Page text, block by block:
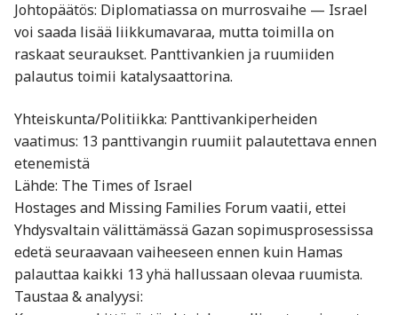
Johtopäätös: Diplomatiassa on murrosvaihe — Israel
voi saada lisää liikkumavaraa, mutta toimilla on
raskaat seuraukset. Panttivankien ja ruumiiden
palautus toimii katalysaattorina.
Yhteiskunta/Politiikka: Panttivankiperheiden
vaatimus: 13 panttivangin ruumiit palautettava ennen
etenemistä
Lähde: The Times of Israel
Hostages and Missing Families Forum vaatii, ettei
Yhdysvaltain välittämässä Gazan sopimusprosessissa
edetä seuraavaan vaiheeseen ennen kuin Hamas
palauttaa kaikki 13 yhä hallussaan olevaa ruumista.
Taustaa & analyysi: